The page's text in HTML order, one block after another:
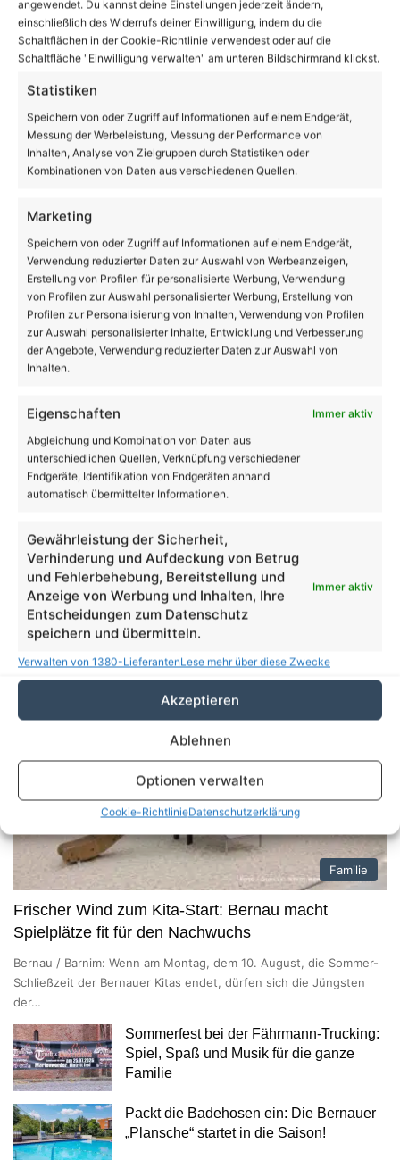
angewendet. Du kannst deine Einstellungen jederzeit ändern,
einschließlich des Widerrufs deiner Einwilligung, indem du die
Schaltflächen in der Cookie-Richtlinie verwendest oder auf die
Schaltfläche "Einwilligung verwalten" am unteren Bildschirmrand klickst.
Statistiken
Speichern von oder Zugriff auf Informationen auf einem Endgerät,
Messung der Werbeleistung, Messung der Performance von
Inhalten, Analyse von Zielgruppen durch Statistiken oder
Kombinationen von Daten aus verschiedenen Quellen.
Marketing
Speichern von oder Zugriff auf Informationen auf einem Endgerät,
Verwendung reduzierter Daten zur Auswahl von Werbeanzeigen,
Erstellung von Profilen für personalisierte Werbung, Verwendung
von Profilen zur Auswahl personalisierter Werbung, Erstellung von
Profilen zur Personalisierung von Inhalten, Verwendung von Profilen
zur Auswahl personalisierter Inhalte, Entwicklung und Verbesserung
der Angebote, Verwendung reduzierter Daten zur Auswahl von
Inhalten.
Eigenschaften
Immer aktiv
Abgleichung und Kombination von Daten aus
unterschiedlichen Quellen, Verknüpfung verschiedener
Endgeräte, Identifikation von Endgeräten anhand
automatisch übermittelter Informationen.
Gewährleistung der Sicherheit,
Verhinderung und Aufdeckung von Betrug
und Fehlerbehebung, Bereitstellung und
Anzeige von Werbung und Inhalten, Ihre
Entscheidungen zum Datenschutz
speichern und übermitteln.
Immer aktiv
Verwalten von 1380-LieferantenLese mehr über diese Zwecke
Akzeptieren
Ablehnen
Optionen verwalten
Cookie-RichtlinieDatenschutzerklärung
Konstruktionsmechaniker:in (m/w/d)
DICTATOR Technik Berlin am Standort
Anzeige
Familie Sport
Familie
Frischer Wind zum Kita-Start: Bernau macht
Spielplätze fit für den Nachwuchs
Bernau / Barnim: Wenn am Montag, dem 10. August, die Sommer-
Schließzeit der Bernauer Kitas endet, dürfen sich die Jüngsten
der…
Sommerfest bei der Fährmann-Trucking:
Spiel, Spaß und Musik für die ganze
Familie
Packt die Badehosen ein: Die Bernauer
„Plansche“ startet in die Saison!